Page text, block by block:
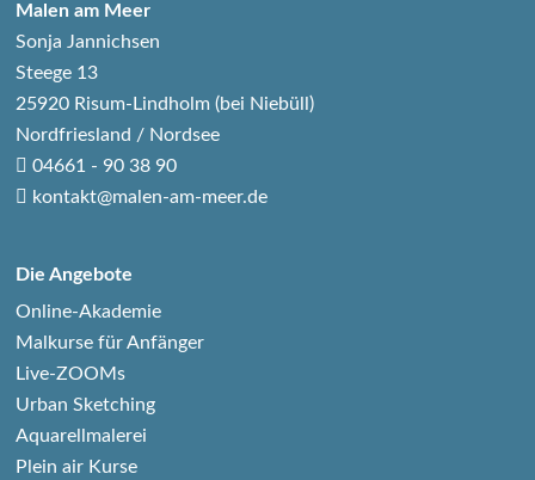
Malen am Meer
Sonja Jannichsen
Steege 13
25920 Risum-Lindholm (bei Niebüll)
Nordfriesland / Nordsee
04661 - 90 38 90
kontakt@malen-am-meer.de
Die Angebote
Online-Akademie
Malkurse für Anfänger
Live-ZOOMs
Urban Sketching
Aquarellmalerei
Plein air Kurse